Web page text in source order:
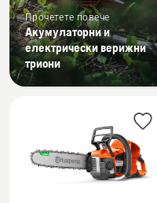
Прочетете повече
Акумулаторни и
електрически верижни
триони